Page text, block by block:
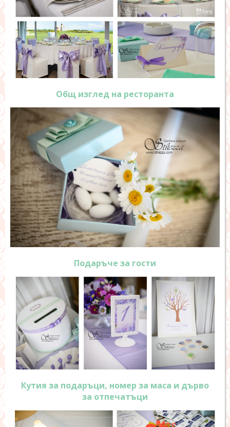
Общ изглед на ресторанта
Подаръче за гости
Кутия за подаръци, номер за маса и дърво
за отпечатъци